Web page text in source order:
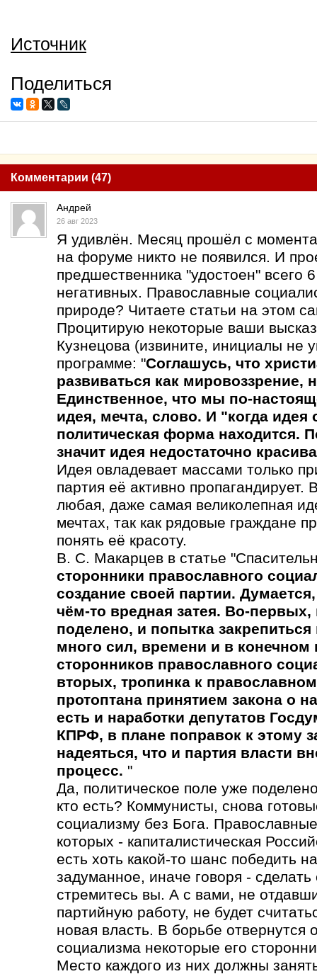
Источник
Поделиться
Комментарии (47)
Андрей
26 авг 2023
Я удивлён. Месяц прошёл с
на форуме никто не появился. И
предшественника "удостоен" всего
негативных. Православные
природе? Читаете статьи на этом
Процитирую некоторые ваши
Кузнецова (извините, инициалы не
программе: "Соглашусь, что
развиваться как мировоззрение,
Единственное, что мы по-
идея, мечта, слово. И "когда
политическая форма находится.
значит идея недостаточно
Идея овладевает массами только
партия её активно пропагандирует.
любая, даже самая великолепная
мечтах, так как рядовые граждане
понять её красоту.
В. С. Макарцев в статье
сторонники православного
создание своей партии.
чём-то вредная затея. Во-первых,
поделено, и попытка закрепиться
много сил, времени и в конечном
сторонников православного
вторых, тропинка к
протоптана принятием закона о
есть и наработки депутатов
КПРФ, в плане поправок к этому
надеяться, что и партия власти
процесс. "
Да, политическое поле уже
кто есть? Коммунисты, снова
социализму без Бога.
которых - капиталистическая
есть хоть какой-то шанс победить
задуманное, иначе говоря -
стремитесь вы. А с вами, не
партийную работу, не будет
новая власть. В борьбе отвернутся
социализма некоторые его
Место каждого из них должны